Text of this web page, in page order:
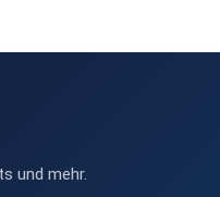
und mehr.